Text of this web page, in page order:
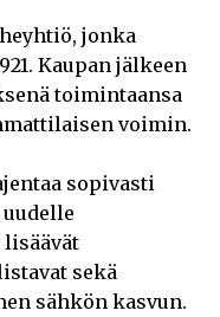
jonka
Kaupan jälkeen
toimintaansa
voimin.
sopivasti
lisäävät
sekä
sähkön kasvun.